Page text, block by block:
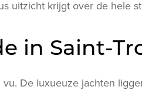
uitzicht krijgt over de hele
in Saint-
De luxueuze jachten